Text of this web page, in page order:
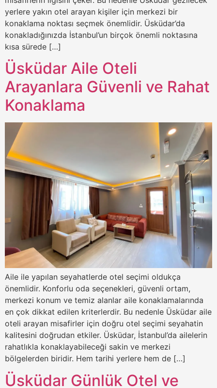
yerlere yakın otel arayan kişiler için merkezi bir
konaklama noktası seçmek önemlidir. Üsküdar’da
konakladığınızda İstanbul’un birçok önemli noktasına
kısa sürede […]
Üsküdar Aile Oteli
Arayanlara Güvenli ve Rahat
Konaklama
Aile ile yapılan seyahatlerde otel seçimi oldukça
önemlidir. Konforlu oda seçenekleri, güvenli ortam,
merkezi konum ve temiz alanlar aile konaklamalarında
en çok dikkat edilen kriterlerdir. Bu nedenle Üsküdar aile
oteli arayan misafirler için doğru otel seçimi seyahatin
kalitesini doğrudan etkiler. Üsküdar, İstanbul’da ailelerin
rahatlıkla konaklayabileceği sakin ve merkezi
bölgelerden biridir. Hem tarihi yerlere hem de […]
Üsküdar Günlük Otel ve